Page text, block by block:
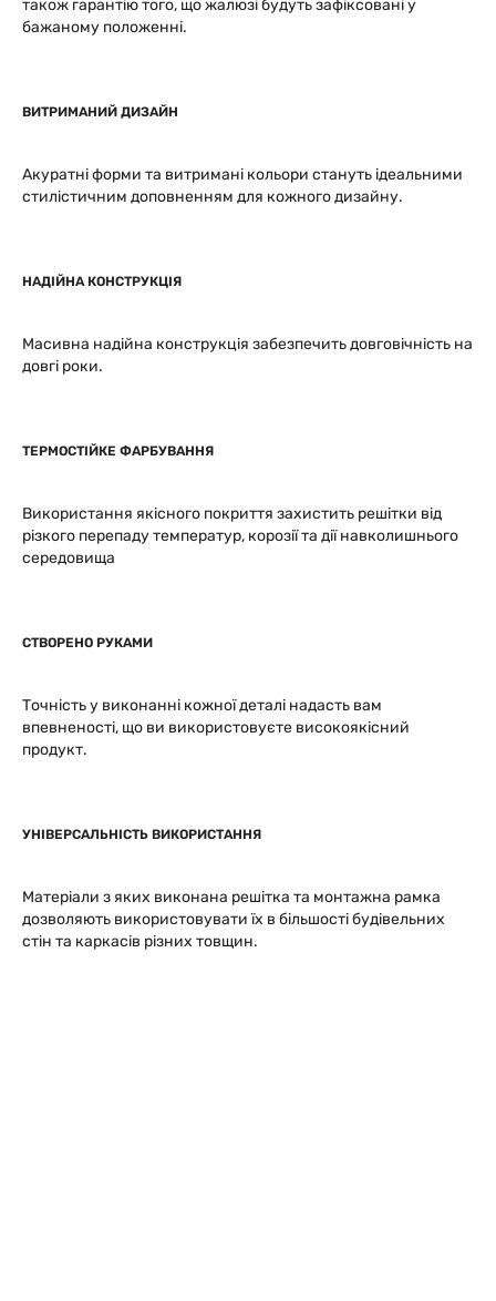
також гарантію того, що жалюзі будуть зафіксовані у
бажаному положенні.
ВИТРИМАНИЙ ДИЗАЙН
Акуратні форми та витримані кольори стануть ідеальними
стилістичним доповненням для кожного дизайну.
НАДІЙНА КОНСТРУКЦІЯ
Масивна надійна конструкція забезпечить довговічність на
довгі роки.
ТЕРМОСТІЙКЕ ФАРБУВАННЯ
Використання якісного покриття захистить решітки від
різкого перепаду температур, корозії та дії навколишнього
середовища
СТВОРЕНО РУКАМИ
Точність у виконанні кожної деталі надасть вам
впевненості, що ви використовуєте високоякісний
продукт.
УНІВЕРСАЛЬНІСТЬ ВИКОРИСТАННЯ
Матеріали з яких виконана решітка та монтажна рамка
дозволяють використовувати їх в більшості будівельних
стін та каркасів різних товщин.